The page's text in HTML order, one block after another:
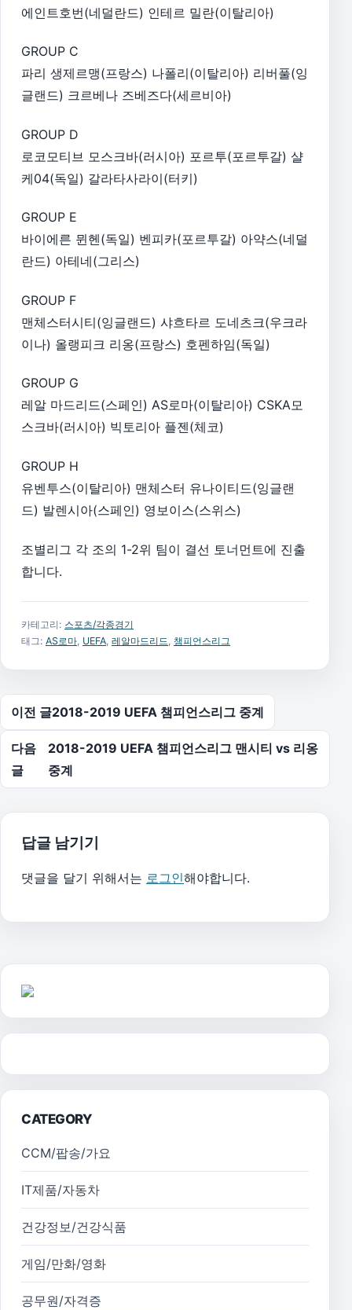
에인트호번(네덜란드) 인테르 밀란(이탈리아)
GROUP C
파리 생제르맹(프랑스) 나폴리(이탈리아) 리버풀(잉
글랜드) 크르베나 즈베즈다(세르비아)
GROUP D
로코모티브 모스크바(러시아) 포르투(포르투갈) 샬
케04(독일) 갈라타사라이(터키)
GROUP E
바이에른 뮌헨(독일) 벤피카(포르투갈) 아약스(네덜
란드) 아테네(그리스)
GROUP F
맨체스터시티(잉글랜드) 샤흐타르 도네츠크(우크라
이나) 올랭피크 리옹(프랑스) 호펜하임(독일)
GROUP G
레알 마드리드(스페인) AS로마(이탈리아) CSKA모
스크바(러시아) 빅토리아 플젠(체코)
GROUP H
유벤투스(이탈리아) 맨체스터 유나이티드(잉글랜
드) 발렌시아(스페인) 영보이스(스위스)
조별리그 각 조의 1-2위 팀이 결선 토너먼트에 진출
합니다.
카테고리: 스포츠/각종경기
태그: AS로마 UEFA 레알마드리드 챔피언스리그
글 탐색
이전 글2018-2019 UEFA 챔피언스리그 중계
다음
글
2018-2019 UEFA 챔피언스리그 맨시티 vs 리옹
중계
답글 남기기
댓글을 달기 위해서는 로그인해야합니다.
CATEGORY
CCM/팝송/가요
IT제품/자동차
건강정보/건강식품
게임/만화/영화
공무원/자격증